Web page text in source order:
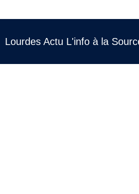
Lourdes Actu L'info à la